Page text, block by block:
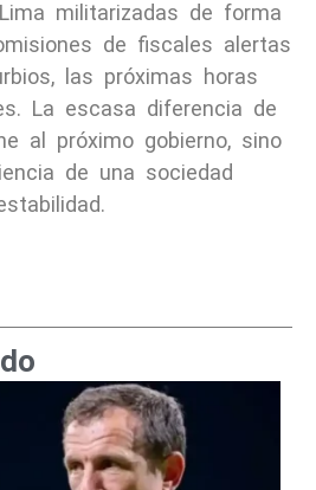
militarizadas de forma
de fiscales alertas
las próximas horas
La escasa diferencia de
al próximo gobierno, sino
de una sociedad